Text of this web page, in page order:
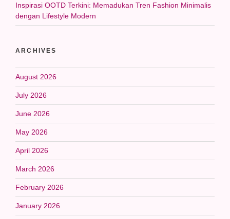
Inspirasi OOTD Terkini: Memadukan Tren Fashion Minimalis
dengan Lifestyle Modern
ARCHIVES
August 2026
July 2026
June 2026
May 2026
April 2026
March 2026
February 2026
January 2026